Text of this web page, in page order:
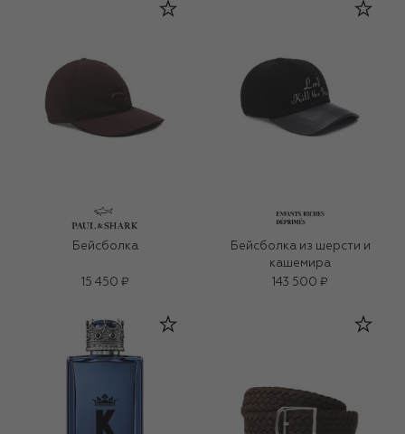
Бейсболка
15 450 ₽
Бейсболка из шерсти и
кашемира
143 500 ₽